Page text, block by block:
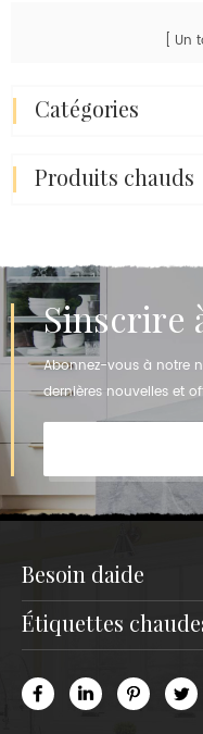
Un
catégories
produits chauds
Sinscrire
Abonnez-vous à notre
dernières nouvelles et
besoin daide
étiquettes